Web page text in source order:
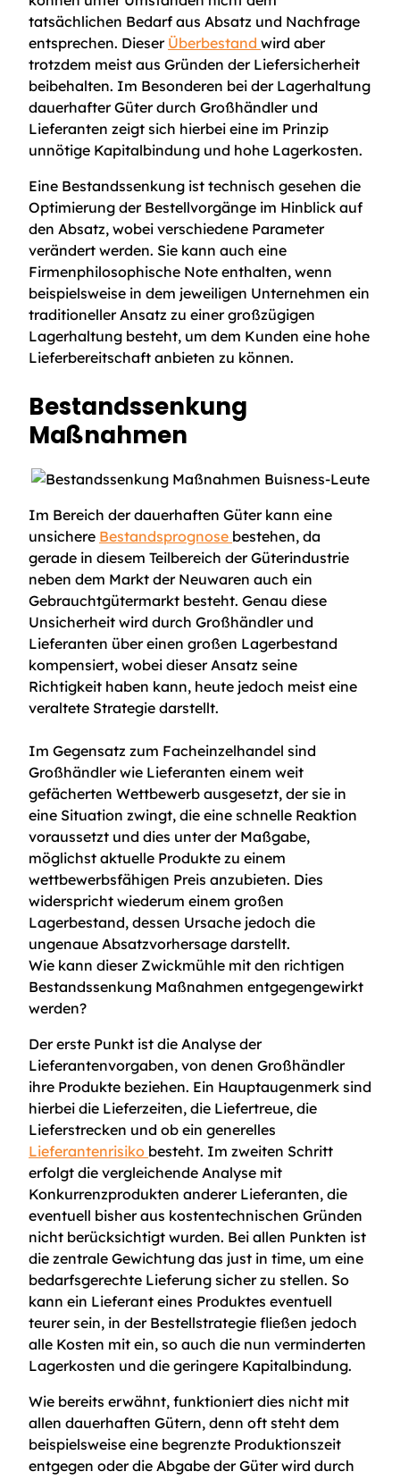
tatsächlichen Bedarf aus Absatz und Nachfrage
entsprechen. Dieser Überbestand wird aber
trotzdem meist aus Gründen der Liefersicherheit
beibehalten. Im Besonderen bei der Lagerhaltung
dauerhafter Güter durch Großhändler und
Lieferanten zeigt sich hierbei eine im Prinzip
unnötige Kapitalbindung und hohe Lagerkosten.
Eine Bestandssenkung ist technisch gesehen die
Optimierung der Bestellvorgänge im Hinblick auf
den Absatz, wobei verschiedene Parameter
verändert werden. Sie kann auch eine
Firmenphilosophische Note enthalten, wenn
beispielsweise in dem jeweiligen Unternehmen ein
traditioneller Ansatz zu einer großzügigen
Lagerhaltung besteht, um dem Kunden eine hohe
Lieferbereitschaft anbieten zu können.
Bestandssenkung
Maßnahmen
Im Bereich der dauerhaften Güter kann eine
unsichere Bestandsprognose bestehen, da
gerade in diesem Teilbereich der Güterindustrie
neben dem Markt der Neuwaren auch ein
Gebrauchtgütermarkt besteht. Genau diese
Unsicherheit wird durch Großhändler und
Lieferanten über einen großen Lagerbestand
kompensiert, wobei dieser Ansatz seine
Richtigkeit haben kann, heute jedoch meist eine
veraltete Strategie darstellt.
Im Gegensatz zum Facheinzelhandel sind
Großhändler wie Lieferanten einem weit
gefächerten Wettbewerb ausgesetzt, der sie in
eine Situation zwingt, die eine schnelle Reaktion
voraussetzt und dies unter der Maßgabe,
möglichst aktuelle Produkte zu einem
wettbewerbsfähigen Preis anzubieten. Dies
widerspricht wiederum einem großen
Lagerbestand, dessen Ursache jedoch die
ungenaue Absatzvorhersage darstellt.
Wie kann dieser Zwickmühle mit den richtigen
Bestandssenkung Maßnahmen entgegengewirkt
werden?
Der erste Punkt ist die Analyse der
Lieferantenvorgaben, von denen Großhändler
ihre Produkte beziehen. Ein Hauptaugenmerk sind
hierbei die Lieferzeiten, die Liefertreue, die
Lieferstrecken und ob ein generelles
Lieferantenrisiko besteht. Im zweiten Schritt
erfolgt die vergleichende Analyse mit
Konkurrenzprodukten anderer Lieferanten, die
eventuell bisher aus kostentechnischen Gründen
nicht berücksichtigt wurden. Bei allen Punkten ist
die zentrale Gewichtung das just in time, um eine
bedarfsgerechte Lieferung sicher zu stellen. So
kann ein Lieferant eines Produktes eventuell
teurer sein, in der Bestellstrategie fließen jedoch
alle Kosten mit ein, so auch die nun verminderten
Lagerkosten und die geringere Kapitalbindung.
Wie bereits erwähnt, funktioniert dies nicht mit
allen dauerhaften Gütern, denn oft steht dem
beispielsweise eine begrenzte Produktionszeit
entgegen oder die Abgabe der Güter wird durch